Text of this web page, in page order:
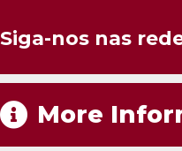
Siga-nos nas
More